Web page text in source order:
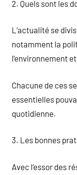
2. Quels sont les
L’actualité se
notamment la
l’environnement
Chacune de ces
essentielles
quotidienne.
3. Les bonnes
Avec l’essor des